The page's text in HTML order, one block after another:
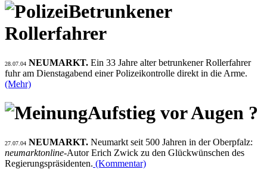
Betrunkener
Rollerfahrer
28.07.04 NEUMARKT. Ein 33 Jahre alter betrunkener Rollerfahrer
fuhr am Dienstagabend einer Polizeikontrolle direkt in die Arme.
(Mehr)
Aufstieg vor Augen ?
27.07.04 NEUMARKT. Neumarkt seit 500 Jahren in der Oberpfalz:
neumarktonline-Autor Erich Zwick zu den Glückwünschen des
Regierungspräsidenten. (Kommentar)